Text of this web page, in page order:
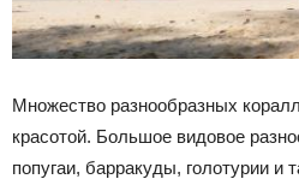
Множество разнообразных
красотой. Большое видовое
попугаи, барракуды, голотурии и